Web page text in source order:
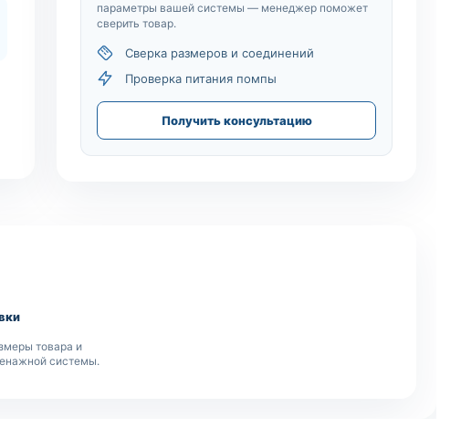
параметры вашей системы — менеджер поможет
сверить товар.
Сверка размеров и соединений
Проверка питания помпы
Получить консультацию
товара и
системы.